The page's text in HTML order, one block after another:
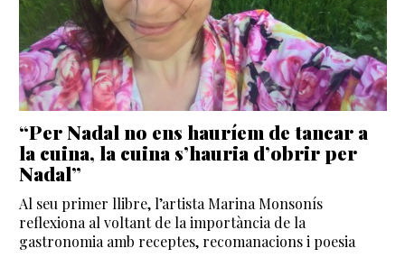
“Per Nadal no ens hauríem de tancar a
la cuina, la cuina s’hauria d’obrir per
Nadal”
Al seu primer llibre, l’artista Marina Monsonís
reflexiona al voltant de la importància de la
gastronomia amb receptes, recomanacions i poesia